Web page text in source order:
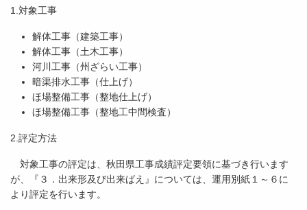
1.対象工事
解体工事（建築工事）
解体工事（土木工事）
河川工事（州ざらい工事）
暗渠排水工事（仕上げ）
ほ場整備工事（整地仕上げ）
ほ場整備工事（整地工中間検査）
2.評定方法
対象工事の評定は、秋田県工事成績評定要領に基づき行います
が、『３．出来形及び出来ばえ』については、運用別紙１～６に
より評定を行います。